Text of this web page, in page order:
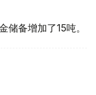
备增加了15吨。